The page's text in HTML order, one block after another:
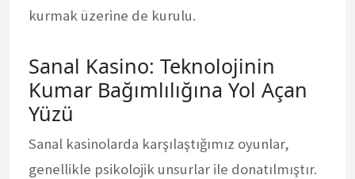
kurmak üzerine de kurulu.
Sanal Kasino: Teknolojinin
Kumar Bağımlılığına Yol Açan
Yüzü
Sanal kasinolarda karşılaştığımız oyunlar,
genellikle psikolojik unsurlar ile donatılmıştır.